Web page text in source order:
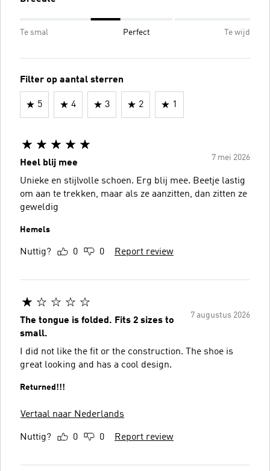
Te smal Perfect Te wijd
Filter op aantal sterren
5 4 3 2 1
7 mei 2026
Heel blij mee
Unieke en stijlvolle schoen. Erg blij mee. Beetje lastig
om aan te trekken, maar als ze aanzitten, dan zitten ze
geweldig
Hemels
Nuttig? 0 0 Report review
7 augustus 2026
The tongue is folded. Fits 2 sizes to
small.
I did not like the fit or the construction. The shoe is
great looking and has a cool design.
Returned!!!
Vertaal naar Nederlands
Nuttig? 0 0 Report review